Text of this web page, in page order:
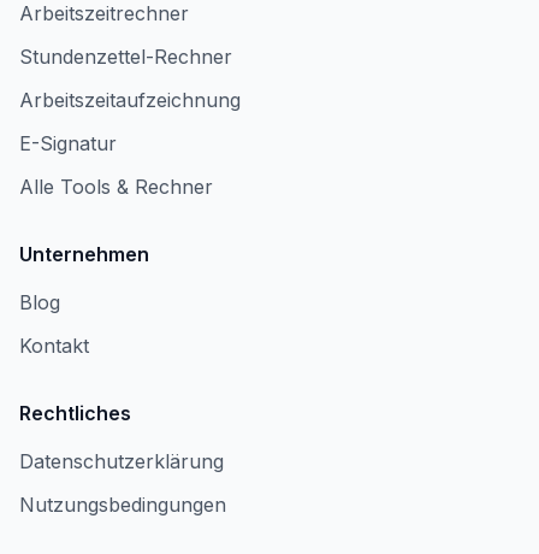
Arbeitszeitrechner
Stundenzettel-Rechner
Arbeitszeitaufzeichnung
E-Signatur
Alle Tools & Rechner
Unternehmen
Blog
Kontakt
Rechtliches
Datenschutzerklärung
Nutzungsbedingungen